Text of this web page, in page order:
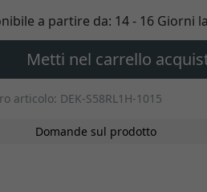
a partire da: 14 - 16 Giorni
Metti nel carrello
articolo: DEK-S58RL1H-1015
Domande sul prodotto